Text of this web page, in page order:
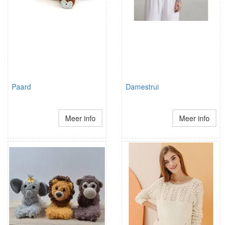
Paard
Meer info
Damestrui
Meer info